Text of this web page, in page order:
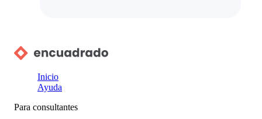
Inicio
Ayuda
Para consultantes